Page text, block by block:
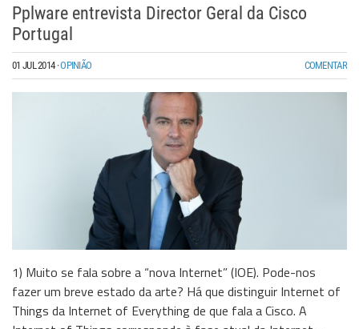
Pplware entrevista Director Geral da Cisco
Portugal
01 JUL 2014·OPINIÃO COMENTAR
1) Muito se fala sobre a “nova Internet” (IOE). Pode-nos
fazer um breve estado da arte? Há que distinguir Internet of
Things da Internet of Everything de que fala a Cisco. A